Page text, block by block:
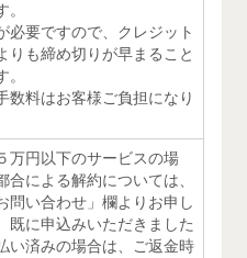
必要ですので、クレジット
りも締め切りが早まること
数料はお客様ご負担になり
万円以下のサービスの場
合による解約については、
問い合わせ」欄よりお申し
既に申込みいただきました
い済みの場合は、ご返金時